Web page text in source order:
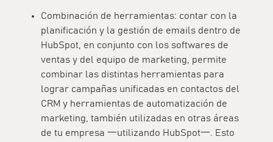
Combinación de herramientas: contar con la
planificación y la gestión de emails dentro de
HubSpot, en conjunto con los softwares de
ventas y del equipo de marketing, permite
combinar las distintas herramientas para
lograr campañas unificadas en contactos del
CRM y herramientas de automatización de
marketing, también utilizadas en otras áreas
de tu empresa 一utilizando HubSpot一. Esto